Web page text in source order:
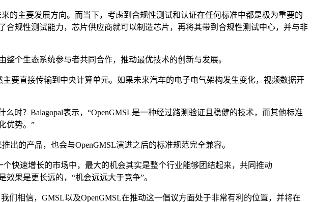
的主要发展方向。而当下，考虑到合规性测试和认证在任何标准中都是极为重要的
规性测试能力，芯片供应商就可以制造芯片，再将其带到合规性测试中心，并与非
个生态系统参与者共同合作，推动最优技术的创新与发展。
要直接传输到中央计算单元。如果未来汽车的电子电气架构发生变化，视频数据开
时？Balagopal表示，“OpenGMSL是一种经过路测验证且稳健的技术，而其他标准
优势。”
的产品，也会与OpenGMSL演进之后的标准规范完全兼容。
快速增长的市场中，最大的机会其实是整个行业能够团结起来，共同推动
果是更长远的，“机会远远大于竞争”。
们相信，GMSL以及OpenGMSL在推动这一倡议方面处于非常有利的位置，并将在